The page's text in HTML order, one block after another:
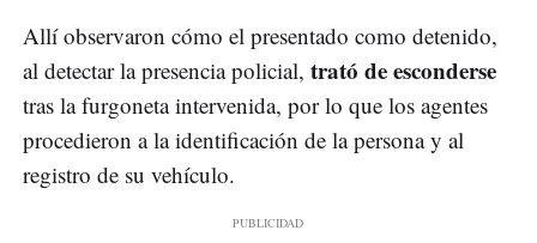
Allí observaron cómo el presentado como detenido,
al detectar la presencia policial, trató de esconderse
tras la furgoneta intervenida, por lo que los agentes
procedieron a la identificación de la persona y al
registro de su vehículo.